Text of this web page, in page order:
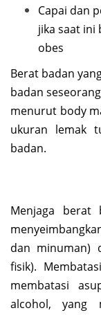
Capai dan
jika saat ini
obes
Berat badan
badan
menurut body
ukuran lemak
badan.
Menjaga berat
dan minuman)
fisik).
membatasi
alcohol, yang